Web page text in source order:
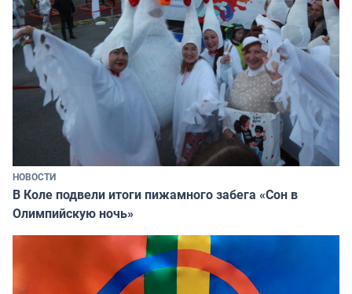
НОВОСТИ
В Коле подвели итоги пижамного забега «Сон в
Олимпийскую ночь»